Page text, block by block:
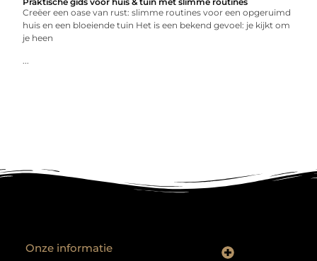
Creëer een oase van rust: slimme routines voor een opgeruimd
huis en een bloeiende tuin Het is een bekend gevoel: je kijkt om
je heen
...
Onze informatie